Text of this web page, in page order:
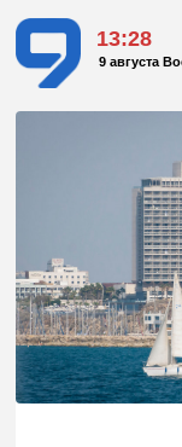
13:28
9 августа